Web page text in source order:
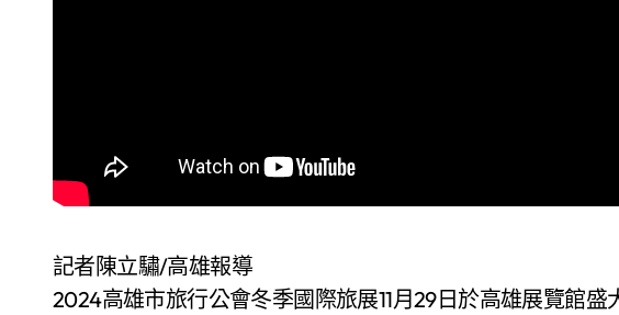
記者陳立驌/高雄報導
2024高雄市旅行公會冬季國際旅展11月29日於高雄展覽館